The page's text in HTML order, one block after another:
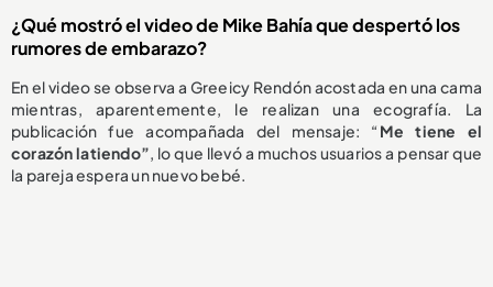
¿Qué mostró el video de Mike Bahía que despertó los
rumores de embarazo?
En el video se observa a Greeicy Rendón acostada en una cama
mientras, aparentemente, le realizan una ecografía. La
publicación fue acompañada del mensaje: “ Me tiene el
corazón latiendo”, lo que llevó a muchos usuarios a pensar que
la pareja espera un nuevo bebé.